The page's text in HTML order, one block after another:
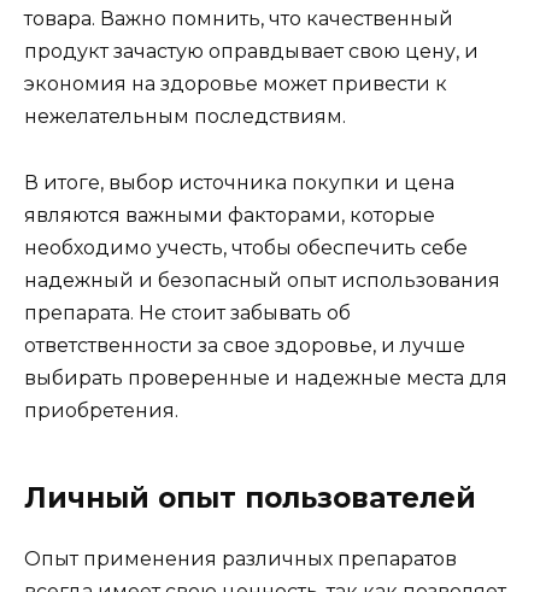
товара. Важно помнить, что качественный
продукт зачастую оправдывает свою цену, и
экономия на здоровье может привести к
нежелательным последствиям.
В итоге, выбор источника покупки и цена
являются важными факторами, которые
необходимо учесть, чтобы обеспечить себе
надежный и безопасный опыт использования
препарата. Не стоит забывать об
ответственности за свое здоровье, и лучше
выбирать проверенные и надежные места для
приобретения.
Личный опыт пользователей
Опыт применения различных препаратов